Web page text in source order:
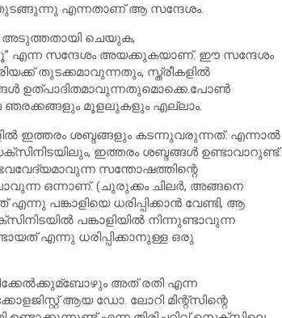
തുടങ്ങുന്നു എന്നതാണ് ആ സന്ദേശം.
അടുത്തതായി ചെയുക,
എന്ന സന്ദേശം അയക്കുകയാണ്. ഈ സന്ദേശം
തുടക്കമാവുന്നതും, സ്ത്രീകളില്‍
ഉത്പാദിതമാവുന്നതുമൊക്കെ.പോണ്‍
ഞരക്കങ്ങളും മൂളലുകളും എല്ലാം.
ഇത്തരം ശബ്ദങ്ങളും കടന്നുവരുന്നത്. എന്നാല്‍
ഇത്തരം ശബ്ദങ്ങള്‍ ഉണ്ടാവാറുണ്ട്.
സന്തോഷത്തിന്റെ
ഒന്നാണ്. (ചുരുക്കം ചിലര്‍, അങ്ങനെ
പങ്കാളിയെ ധരിപ്പിക്കാന്‍ വേണ്ടി, ആ
പങ്കാളിയില്‍ നിന്നുണ്ടാവുന്ന
എന്നു ധരിപ്പിക്കാനുള്ള ഒരു
അത് രതി എന്ന
ആയ ഡോ. ലോറി മിന്റ്സിന്റെ